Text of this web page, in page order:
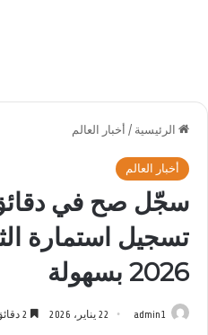
الرئيسية / أخبار العالم
أخبار العالم
سجّل صح في
تسجيل استمارة
2026 بسهولة
admin1 22 يناير، 2026